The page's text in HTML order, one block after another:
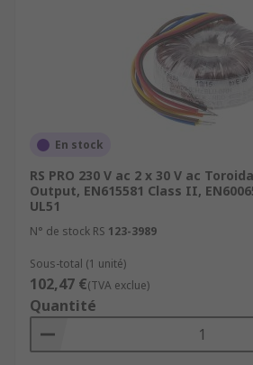
En stock
RS PRO 230 V ac 2 x 30 V ac
Output, EN615581 Class II,
UL51
N° de stock RS 123-3989
Sous-total (1 unité)
102,47 €(TVA exclue)
Quantité